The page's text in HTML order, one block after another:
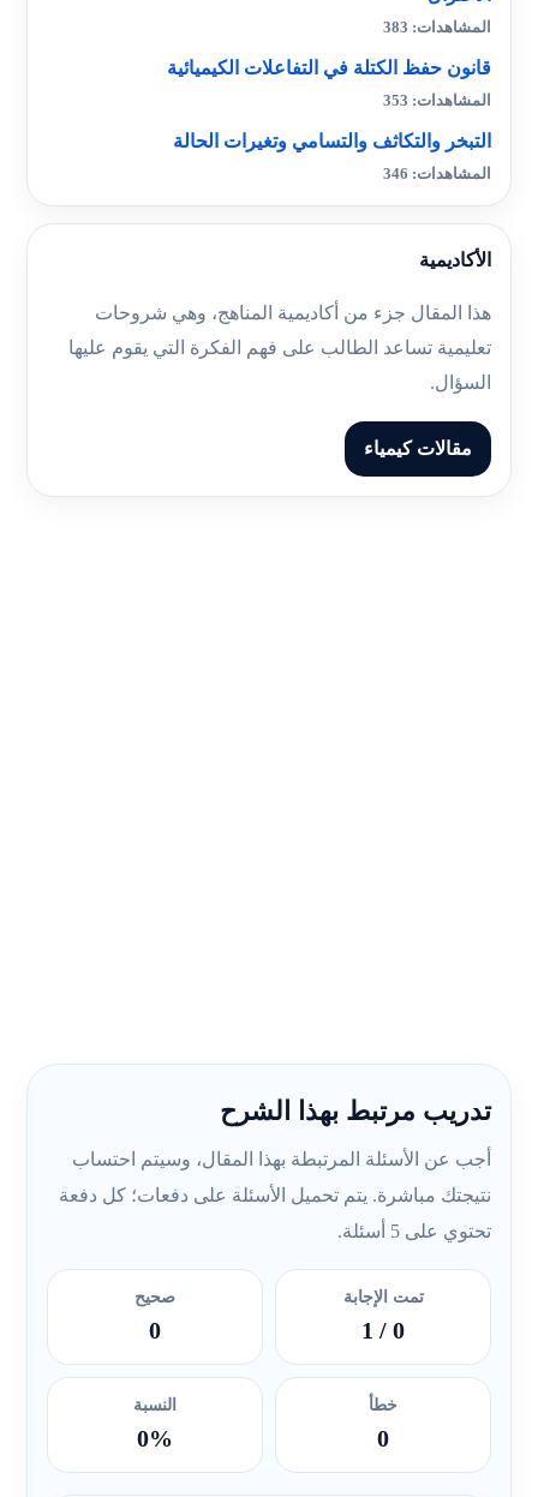
المشاهدات: 383
قانون حفظ الكتلة في التفاعلات الكيميائية
المشاهدات: 353
التبخر والتكاثف والتسامي وتغيرات الحالة
المشاهدات: 346
الأكاديمية
هذا المقال جزء من أكاديمية المناهج، وهي شروحات
تعليمية تساعد الطالب على فهم الفكرة التي يقوم عليها
السؤال.
مقالات كيمياء
تدريب مرتبط بهذا الشرح
أجب عن الأسئلة المرتبطة بهذا المقال، وسيتم احتساب
نتيجتك مباشرة. يتم تحميل الأسئلة على دفعات؛ كل دفعة
تحتوي على 5 أسئلة.
تمت الإجابة
0
/ 1
صحيح
0
خطأ
0
النسبة
0%